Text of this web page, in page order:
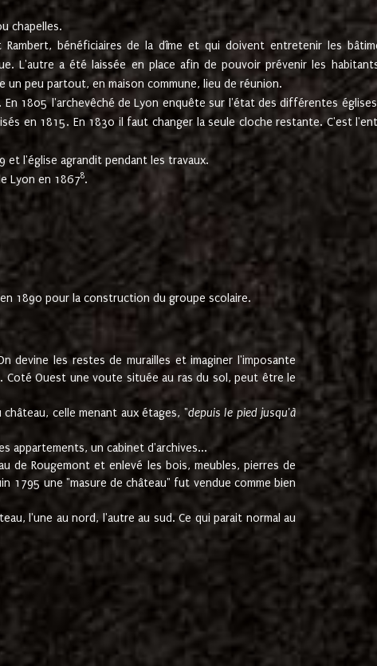
chapelles.
bénéficiaires de la dîme et qui doivent entretenir les
L'autre a été laissée en place afin de pouvoir prévenir les
peu partout, en maison commune, lieu de réunion.
1805 l'archevêché de Lyon enquête sur l'état des différentes
en 1815. En 1830 il faut changer la seule cloche restante. C'est
et l'église agrandit pendant les travaux.
Lyon en 18678.
1890 pour la construction du groupe scolaire.
devine les restes de murailles et imaginer l'imposante
Ouest une voute située au ras du sol, peut être le
celle menant aux étages, "depuis le pied jusqu'à
appartements, un cabinet d'archives...
de Rougemont et enlevé les bois, meubles, pierres de
1795 une "masure de château" fut vendue comme bien
l'une au nord, l'autre au sud. Ce qui parait normal au